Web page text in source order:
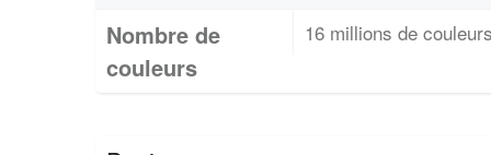
Nombre de
couleurs
16 millions de